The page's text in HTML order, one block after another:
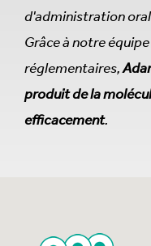
d'administration
Grâce à notre
réglementaires,
produit de la
efficacement.